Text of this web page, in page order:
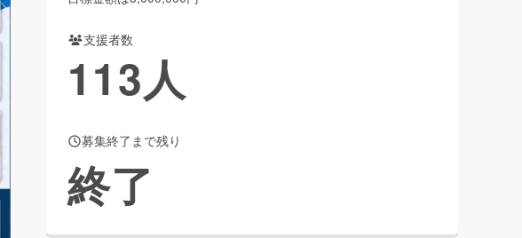
ーティー・ヘルスケア
Creation
ュニティ
支援者数
113人
募集終了まで残り
終了